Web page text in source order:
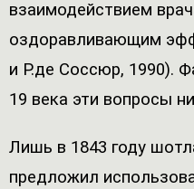
взаимодействием
оздоравливающим
и Р.де Соссюр, 1990).
19 века эти вопросы
Лишь в 1843 году
предложил